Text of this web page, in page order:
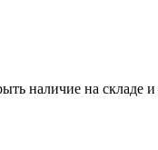
наличие на складе